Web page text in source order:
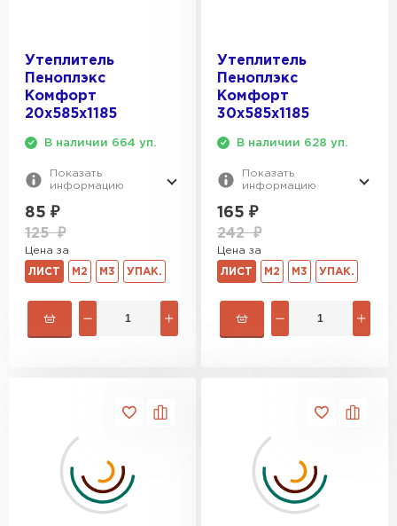
Утеплитель
Пеноплэкс
Комфорт
20х585х1185
В наличии 664 уп.
Показать
информацию
85 ₽
125₽
Цена за
ЛИСТ М2 М3 УПАК.
Утеплитель
Пеноплэкс
Комфорт
30х585х1185
В наличии 628 уп.
Показать
информацию
165 ₽
242₽
Цена за
ЛИСТ М2 М3 УПАК.
Утеплитель Тимплэкс
ПЕРЕЙТИ
Утеплитель Изовол
ПЕРЕЙТИ
Утеплитель Теплекс
Утеплитель Isotec
Утеплитель Basfiber
Утеплитель Тимплэкс